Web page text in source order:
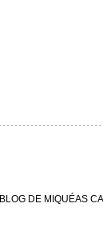
BLOG DE MIQUÉAS